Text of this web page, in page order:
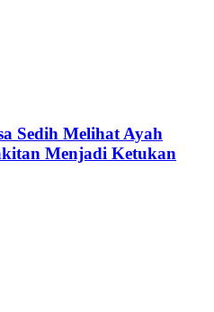
Sedih Melihat Ayah
Menjadi Ketukan